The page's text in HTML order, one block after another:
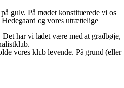
gulv. På mødet konstituerede vi os
og vores utrættelige
har vi ladet være med at gradbøje,
vores klub levende. På grund (eller